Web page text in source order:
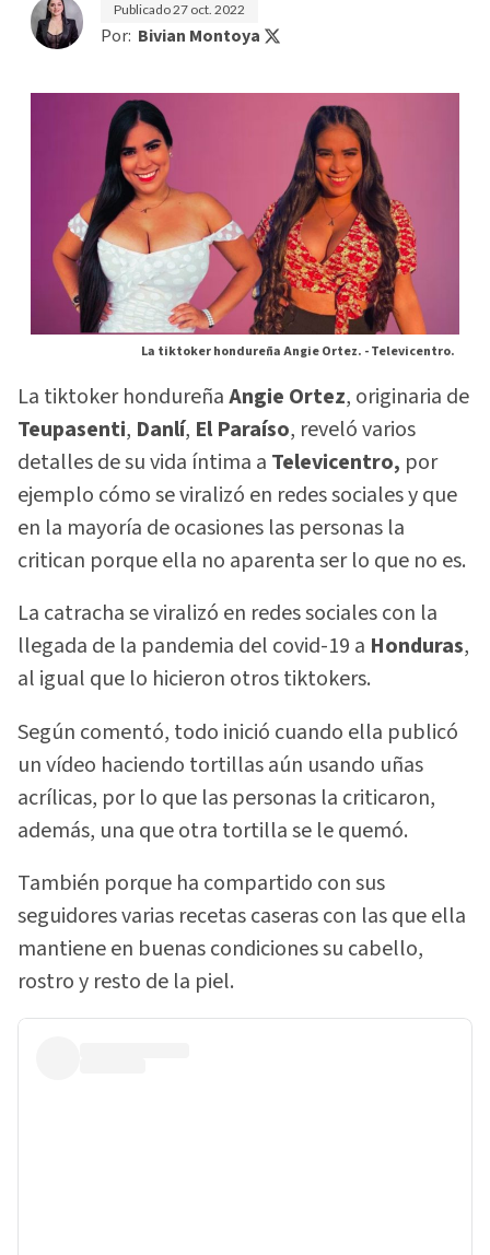
Publicado27 oct. 2022
Por: Bivian Montoya
La tiktoker hondureña Angie Ortez. -Televicentro.
La tiktoker hondureñaAngie Ortez, originaria de
Teupasenti, Danlí, El Paraíso, reveló varios
detalles de su vida íntima a Televicentro, por
ejemplo cómo se viralizó en redes sociales y que
en la mayoría de ocasiones las personas la
critican porque ella no aparenta ser lo que no es.
La catracha se viralizó en redes sociales con la
llegada de la pandemia del covid-19 a Honduras,
al igual que lo hicieron otros tiktokers.
Según comentó, todo inició cuando ella publicó
un vídeo haciendo tortillas aún usando uñas
acrílicas, por lo que las personas la criticaron,
además, una que otra tortilla se le quemó.
También porque ha compartido con sus
seguidores varias recetas caseras con las que ella
mantiene en buenas condiciones su cabello,
rostro y resto de la piel.